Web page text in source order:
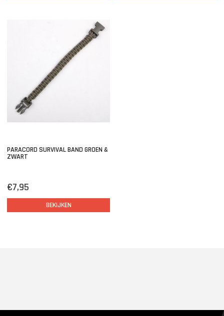
PARACORD SURVIVAL BAND GROEN &
ZWART
€7,95
BEKIJKEN